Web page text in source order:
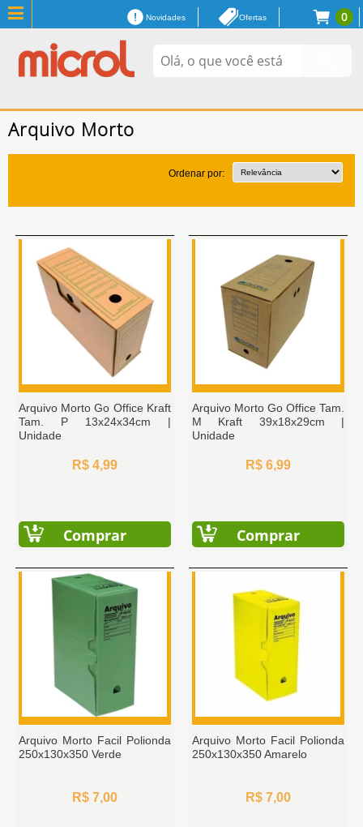
0
Novidades Ofertas
Arquivo Morto
Ordenar por:
Arquivo Morto Go Office Kraft
Tam. P 13x24x34cm |
Unidade
R$ 4,99
Comprar
Arquivo Morto Go Office Tam.
M Kraft 39x18x29cm |
Unidade
R$ 6,99
Comprar
Arquivo Morto Facil Polionda
250x130x350 Verde
R$ 7,00
Arquivo Morto Facil Polionda
250x130x350 Amarelo
R$ 7,00